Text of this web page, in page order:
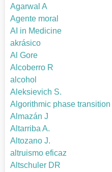
Agarwal A
Agente moral
AI in Medicine
akrásico
Al Gore
Alcoberro R
alcohol
Aleksievich S.
Algorithmic phase transition
Almazán J
Altarriba A.
Altozano J.
altruismo eficaz
Altschuler DR